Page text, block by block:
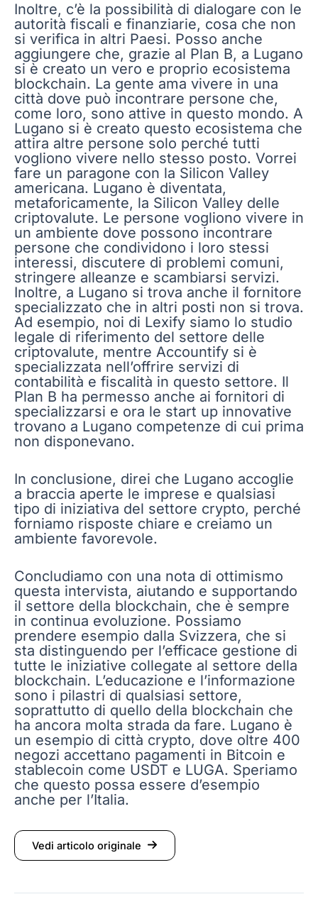
Inoltre, c’è la possibilità di dialogare con le
autorità fiscali e finanziarie, cosa che non
si verifica in altri Paesi. Posso anche
aggiungere che, grazie al Plan B, a Lugano
si è creato un vero e proprio ecosistema
blockchain. La gente ama vivere in una
città dove può incontrare persone che,
come loro, sono attive in questo mondo. A
Lugano si è creato questo ecosistema che
attira altre persone solo perché tutti
vogliono vivere nello stesso posto. Vorrei
fare un paragone con la Silicon Valley
americana. Lugano è diventata,
metaforicamente, la Silicon Valley delle
criptovalute. Le persone vogliono vivere in
un ambiente dove possono incontrare
persone che condividono i loro stessi
interessi, discutere di problemi comuni,
stringere alleanze e scambiarsi servizi.
Inoltre, a Lugano si trova anche il fornitore
specializzato che in altri posti non si trova.
Ad esempio, noi di Lexify siamo lo studio
legale di riferimento del settore delle
criptovalute, mentre Accountify si è
specializzata nell’offrire servizi di
contabilità e fiscalità in questo settore. Il
Plan B ha permesso anche ai fornitori di
specializzarsi e ora le start up innovative
trovano a Lugano competenze di cui prima
non disponevano.
In conclusione, direi che Lugano accoglie
a braccia aperte le imprese e qualsiasi
tipo di iniziativa del settore crypto, perché
forniamo risposte chiare e creiamo un
ambiente favorevole.
Concludiamo con una nota di ottimismo
questa intervista, aiutando e supportando
il settore della blockchain, che è sempre
in continua evoluzione. Possiamo
prendere esempio dalla Svizzera, che si
sta distinguendo per l’efficace gestione di
tutte le iniziative collegate al settore della
blockchain. L’educazione e l’informazione
sono i pilastri di qualsiasi settore,
soprattutto di quello della blockchain che
ha ancora molta strada da fare. Lugano è
un esempio di città crypto, dove oltre 400
negozi accettano pagamenti in Bitcoin e
stablecoin come USDT e LUGA. Speriamo
che questo possa essere d’esempio
anche per l’Italia.
Vedi articolo originale